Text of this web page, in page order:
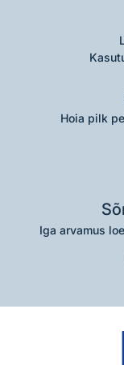
Hoia pilk
Iga arvamus